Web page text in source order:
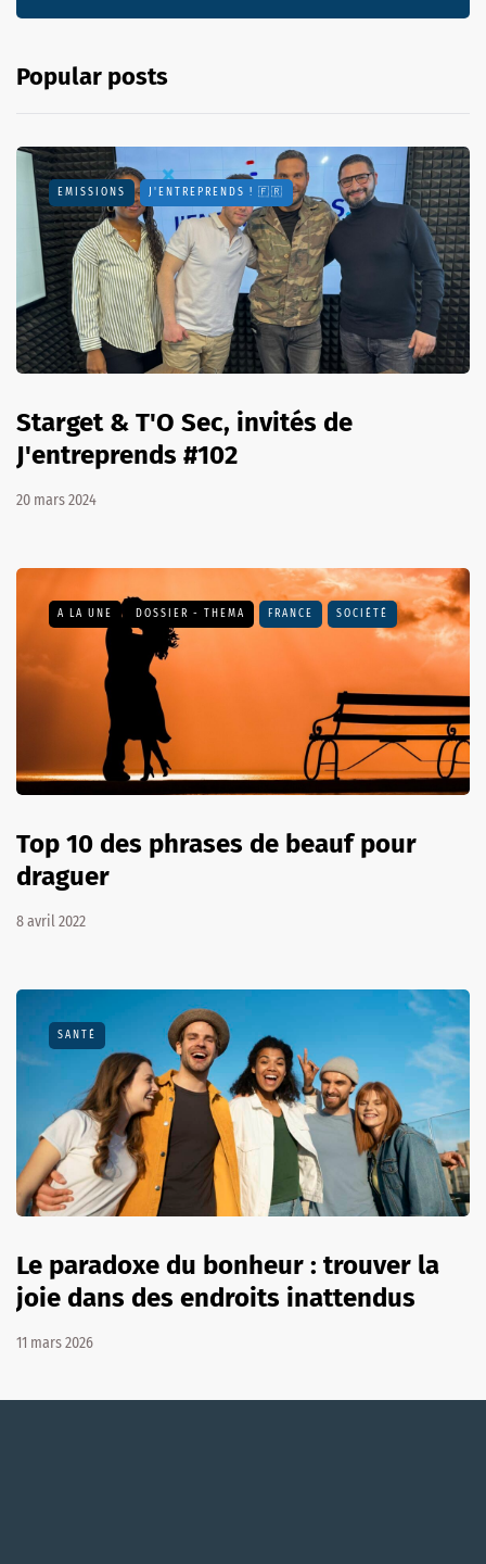
Popular posts
EMISSIONS J'ENTREPRENDS ! 🇫🇷
Starget & T'O Sec, invités de
J'entreprends #102
20 mars 2024
A LA UNE DOSSIER - THEMA FRANCE SOCIÉTÉ
Top 10 des phrases de beauf pour
draguer
8 avril 2022
SANTÉ
Le paradoxe du bonheur : trouver la
joie dans des endroits inattendus
11 mars 2026